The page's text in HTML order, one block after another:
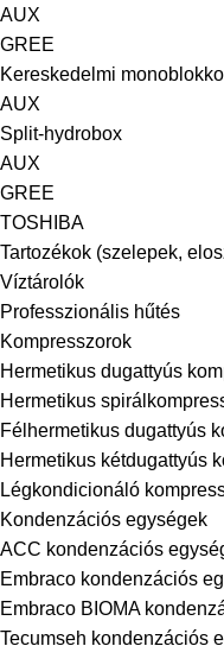
AUX
GREE
Kereskedelmi
AUX
Split-hydrobox
AUX
GREE
TOSHIBA
Tartozékok (szelepek,
Víztárolók
Professzionális hűtés
Kompresszorok
Hermetikus dugattyús
Hermetikus
Félhermetikus dugattyús
Hermetikus kétdugattyús
Légkondicionáló
Kondenzációs egységek
ACC kondenzációs
Embraco kondenzációs
Embraco BIOMA
Tecumseh kondenzációs